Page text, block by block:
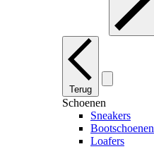
Terug
Schoenen
Sneakers
Bootschoenen
Loafers